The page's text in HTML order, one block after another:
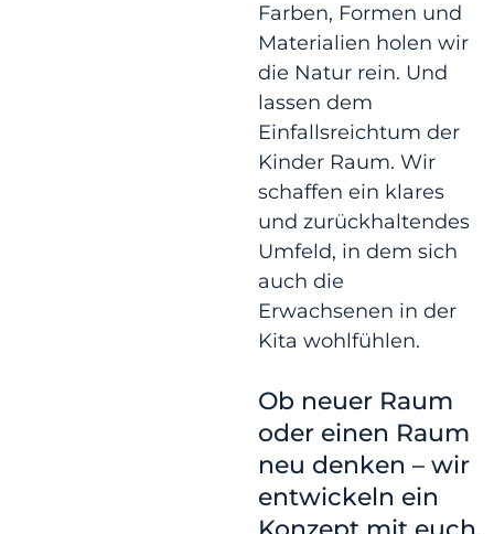
Farben, Formen und
Materialien holen wir
die Natur rein. Und
lassen dem
Einfallsreichtum der
Kinder Raum. Wir
schaffen ein klares
und zurückhaltendes
Umfeld, in dem sich
auch die
Erwachsenen in der
Kita wohlfühlen.
Ob neuer Raum
oder einen Raum
neu denken – wir
entwickeln ein